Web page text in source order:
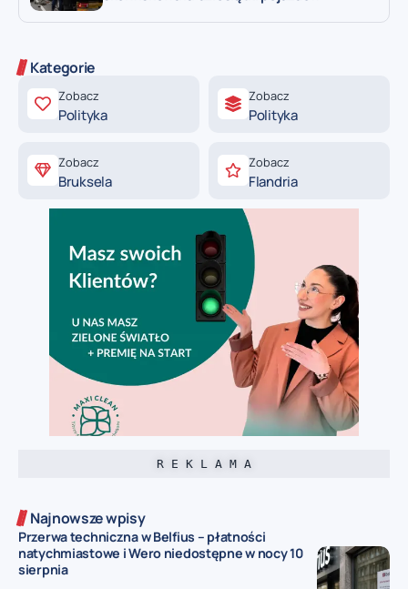
Kategorie
Zobacz
Polityka
Zobacz
Polityka
Zobacz
Bruksela
Zobacz
Flandria
R E K L A M A
Najnowsze wpisy
Przerwa techniczna w Belfius – płatności
natychmiastowe i Wero niedostępne w nocy 10
sierpnia